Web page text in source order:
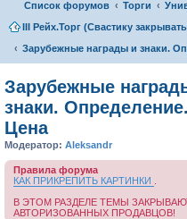
Список форумов Торги
III Рейх.Торг (Свастику
Зарубежные награды и знаки.
Зарубежные
знаки. Определение.
Цена
Модератор: Aleksandr
Правила форума
КАК ПРИКРЕПИТЬ КАРТИНКИ
В ЭТОМ РАЗДЕЛЕ ТЕМЫ
АВТОРИЗОВАННЫХ ПРОДАВЦОВ!